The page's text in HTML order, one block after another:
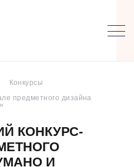
Конкурсы
предметного дизайна
КОНКУРС-
И